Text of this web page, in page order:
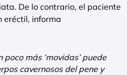
De lo contrario, el paciente
eréctil, informa
más ‘movidas’ puede
cavernosos del pene y